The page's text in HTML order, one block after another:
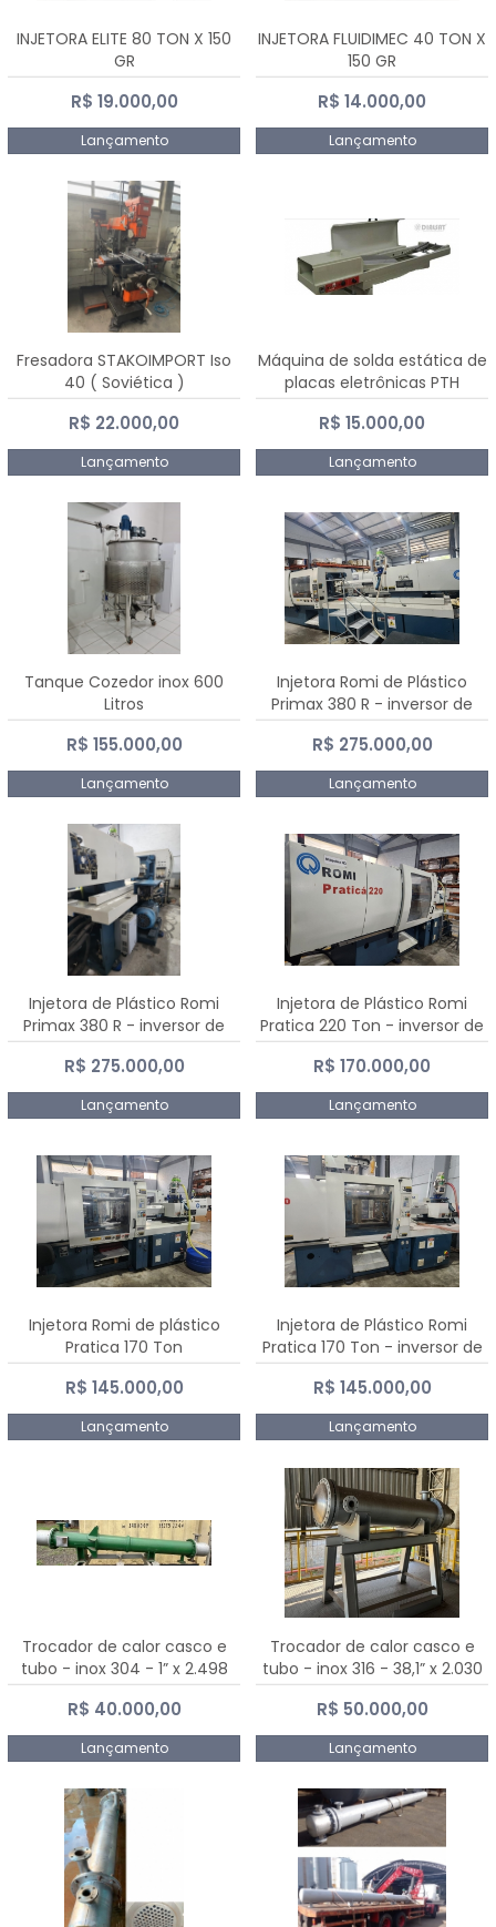
INJETORA ELITE 80 TON X 150
GR
R$ 19.000,00
Lançamento
INJETORA FLUIDIMEC 40 TON X
150 GR
R$ 14.000,00
Lançamento
Fresadora STAKOIMPORT Iso
40 ( Soviética )
R$ 22.000,00
Lançamento
Máquina de solda estática de
placas eletrônicas PTH
DIALSAT
R$ 15.000,00
Lançamento
Tanque Cozedor inox 600
Litros
R$ 155.000,00
Lançamento
Injetora Romi de Plástico
Primax 380 R - inversor de
frequência NR 12 - 2008
R$ 275.000,00
Lançamento
Injetora de Plástico Romi
Primax 380 R - inversor de
frequência NR 12
R$ 275.000,00
Lançamento
Injetora de Plástico Romi
Pratica 220 Ton - inversor de
frequência NR 12
R$ 170.000,00
Lançamento
Injetora Romi de plástico
Pratica 170 Ton
R$ 145.000,00
Lançamento
Injetora de Plástico Romi
Pratica 170 Ton - inversor de
frequência NR 12
R$ 145.000,00
Lançamento
Trocador de calor casco e
tubo - inox 304 - 1” x 2.498
mm
R$ 40.000,00
Lançamento
Trocador de calor casco e
tubo - inox 316 - 38,1” x 2.030
mm
R$ 50.000,00
Lançamento